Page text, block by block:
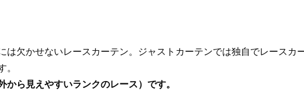
は欠かせないレースカーテン。ジャストカーテンでは独自でレースカ
。
ら見えやすいランクのレース）です。